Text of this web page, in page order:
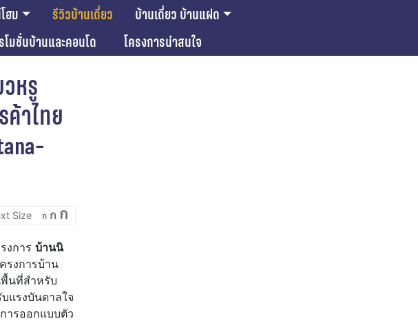
ฮม รีวิวบ้านเดี่ยว
บ้านเดี่ยว บ้านแฝด
โมชั่นบ้านและคอนโด โครงการน่าสนใจ
หรู
าไทย
ก
Decrease
font
size.
ก Reset
font
ก
งการ บ้านนิ
รงการบ้าน
นที่สำหรับ
แรงบันดาลใจ
ารออกแบบตัว